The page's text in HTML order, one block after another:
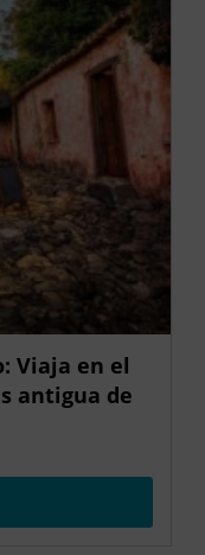
Viaja en el
antigua de